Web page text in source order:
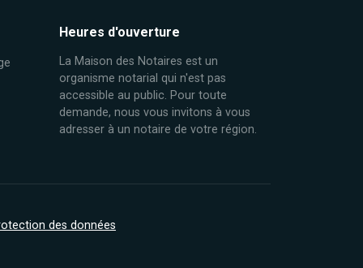
Heures d'ouverture
La Maison des Notaires est un
organisme notarial qui n'est pas
accessible au public. Pour toute
demande, nous vous invitons à vous
adresser à un notaire de votre région.
des données